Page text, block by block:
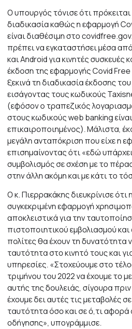
Ο υπουργός τόνισε ότι πρόκειται
διαδικασία καθώς η εφαρμογή
είναι διαθέσιμη στο
πρέπει να εγκαταστήσει μέσα
και Android για κινητές συσκευές
έκδοση της εφαρμογής Covid Free
ξεκινά τη διαδικασία έκδοσης
εισάγοντας τους κωδικούς
(εφόσον ο τραπεζικός
στους κωδικούς web banking είναι
επικαιροποιημένος). Μάλιστα,
μεγάλη ανταπόκριση που είχε η
επισημαίνοντας ότι «εδώ
συμβολισμός σε σχέση με το
στην άλλη ακόμη και με κάτι το
Ο κ. Πιερρακάκης διευκρίνισε
συγκεκριμένη εφαρμογή
αποκλειστικά για την
πιστοποιητικού εμβολιασμού
πολίτες θα έχουν τη δυνατότητα
ταυτότητα στο κινητό τους και
υπηρεσίες. «Στοχεύουμε στο
τριμήνου του 2022 να έχουμε το
αυτής της δουλειάς, σίγουρα
έχουμε δει αυτές τις μεταβολές
ταυτότητα όσο και σε ό,τι
οδήγησης», υπογράμμισε.